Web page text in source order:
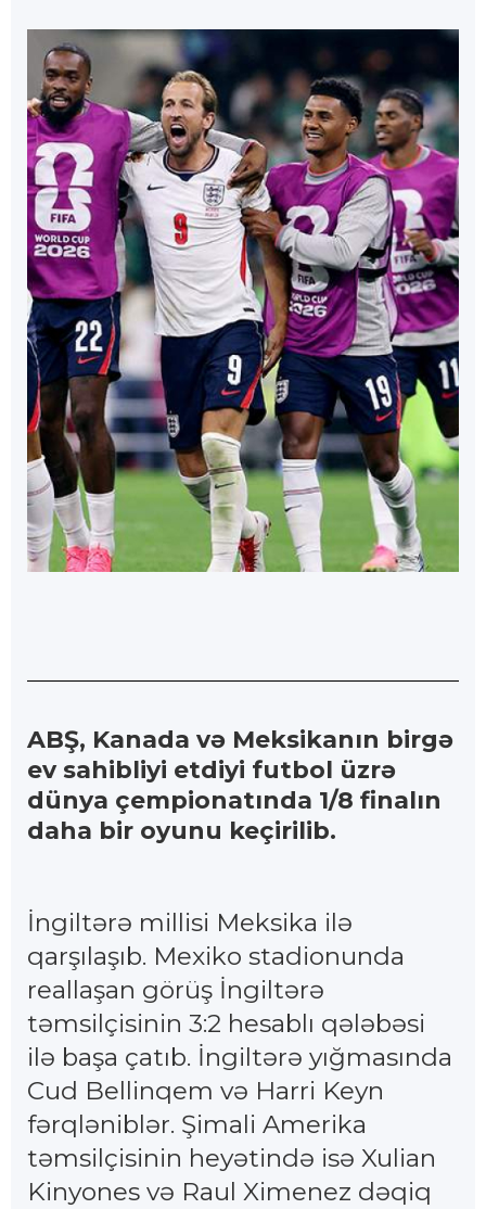
ABŞ, Kanada və Meksikanın birgə
ev sahibliyi etdiyi futbol üzrə
dünya çempionatında 1/8 finalın
daha bir oyunu keçirilib.
İngiltərə millisi Meksika ilə
qarşılaşıb. Mexiko stadionunda
reallaşan görüş İngiltərə
təmsilçisinin 3:2 hesablı qələbəsi
ilə başa çatıb. İngiltərə yığmasında
Cud Bellinqem və Harri Keyn
fərqləniblər. Şimali Amerika
təmsilçisinin heyətində isə Xulian
Kinyones və Raul Ximenez dəqiq